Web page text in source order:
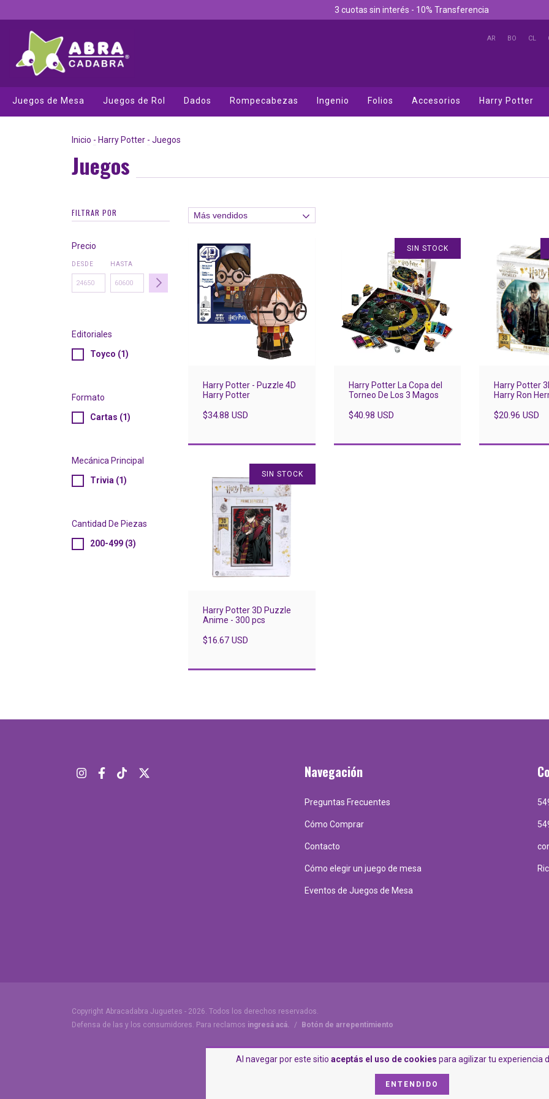
3 cuotas sin interés - 10% Transferencia
AR BO CL
Juegos de Mesa Juegos de Rol Dados Rompecabezas Ingenio Folios Accesorios Harry Potter
Al navegar por este sitio aceptás el uso de cookies para agilizar tu experiencia
ENTENDIDO
Inicio - Harry Potter - Juegos
Juegos
FILTRAR POR
Precio
DESDE HASTA
Editoriales
Toyco (1)
Formato
Cartas (1)
Mecánica Principal
Trivia (1)
Cantidad De Piezas
200-499 (3)
Harry Potter - Puzzle 4D
Harry Potter
$34.88 USD
SIN STOCK
Harry Potter La Copa del
Torneo De Los 3 Magos
$40.98 USD
Harry Potter
Harry Ron
$20.96 USD
SIN STOCK
Harry Potter 3D Puzzle
Anime - 300 pcs
$16.67 USD
Navegación
Preguntas Frecuentes
Cómo Comprar
Contacto
Cómo elegir un juego de mesa
Eventos de Juegos de Mesa
Copyright Abracadabra Juguetes - 2026. Todos los derechos reservados.
Defensa de las y los consumidores. Para reclamos ingresá acá. / Botón de arrepentimiento